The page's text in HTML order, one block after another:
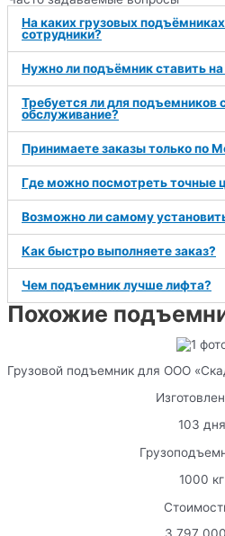
На каких грузовых
сотрудники?
Нужно ли подъёмник ставить на
Требуется ли для подъемников
обслуживание?
Принимаете заказы только по
Где можно посмотреть точные
Возможно ли самому
Как быстро выполняете заказ?
Чем подъемник лучше лифта?
Похожие
Грузовой подъемник для ООО
103 дня
1000 кг